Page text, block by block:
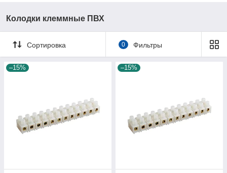
Колодки клеммные ПВХ
Сортировка 0 Фильтры
–15% –15%